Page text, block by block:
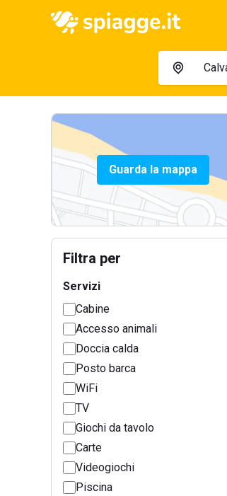
Guarda la mappa
Filtra per
Servizi
Cabine
Accesso animali
Doccia calda
Posto barca
WiFi
TV
Giochi da tavolo
Carte
Videogiochi
Piscina